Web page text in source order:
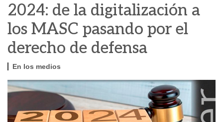
2024: de la digitalización a
los MASC pasando por el
derecho de defensa
En los medios